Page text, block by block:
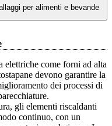
per alimenti e bevande
elettriche come forni ad alta
devono garantire la
dei processi di
gli elementi riscaldanti
continuo, con un